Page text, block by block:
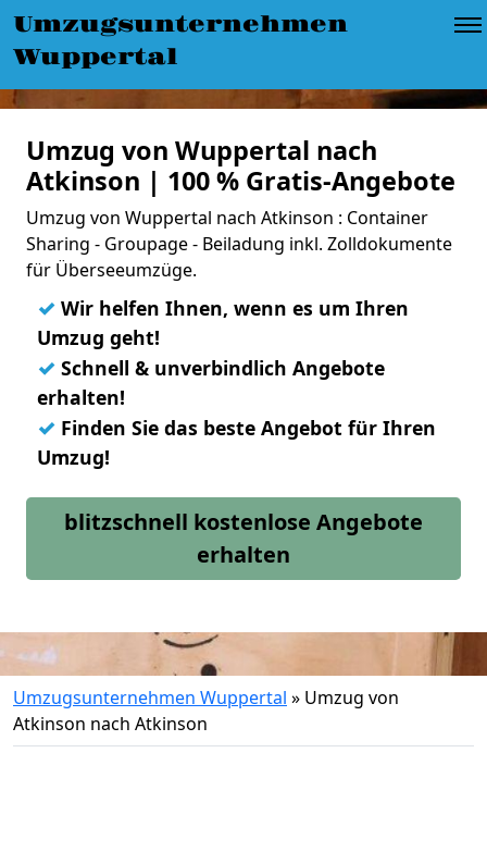
Umzugsunternehmen
Wuppertal
Umzug von Wuppertal nach
Atkinson | 100 % Gratis-Angebote
Umzug von Wuppertal nach Atkinson : Container
Sharing - Groupage - Beiladung inkl. Zolldokumente
für Überseeumzüge.
✓ Wir helfen Ihnen, wenn es um Ihren
Umzug geht!
✓ Schnell & unverbindlich Angebote
erhalten!
✓ Finden Sie das beste Angebot für Ihren
Umzug!
blitzschnell kostenlose Angebote
erhalten
Umzugsunternehmen Wuppertal » Umzug von
Atkinson nach Atkinson